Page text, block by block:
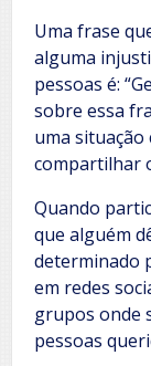
Uma frase
alguma
pessoas é:
sobre essa
uma
compartilhar
Quando
que alguém
determinado
em redes
grupos onde
pessoas